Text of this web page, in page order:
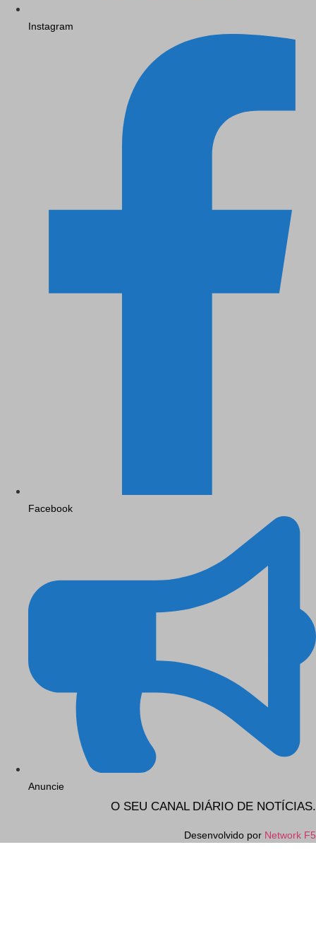
Instagram
Facebook
Anuncie
O SEU CANAL DIÁRIO DE NOTÍCIAS.
Desenvolvido por Network F5